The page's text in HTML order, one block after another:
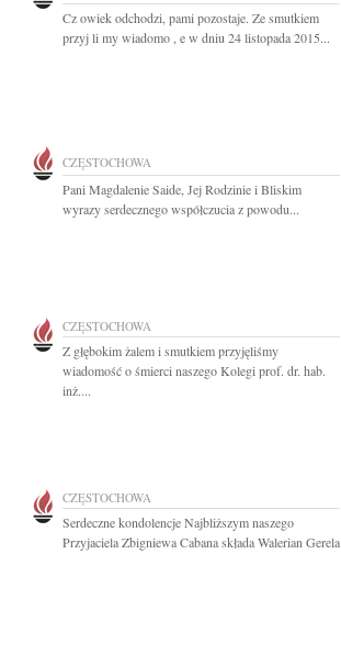
Cz owiek odchodzi, pami pozostaje. Ze smutkiem
przyj li my wiadomo , e w dniu 24 listopada 2015...
CZĘSTOCHOWA
Pani Magdalenie Saide, Jej Rodzinie i Bliskim
wyrazy serdecznego współczucia z powodu...
CZĘSTOCHOWA
Z głębokim żalem i smutkiem przyjęliśmy
wiadomość o śmierci naszego Kolegi prof. dr. hab.
inż....
CZĘSTOCHOWA
Serdeczne kondolencje Najbliższym naszego
Przyjaciela Zbigniewa Cabana składa Walerian Gerela